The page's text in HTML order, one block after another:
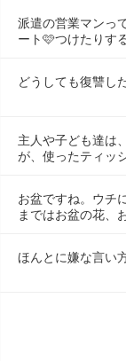
派遣の営業マンっ
ート🩷つけたりす
どうしても復讐し
主人や子ども達は
が、使ったティッ
お盆ですね。ウチ
まではお盆の花、
ほんとに嫌な言い